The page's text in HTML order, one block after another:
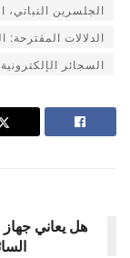
الجلسرين النباتي،
الدلالات المقترحة:
السجائر الإلكترونية
هل يعاني